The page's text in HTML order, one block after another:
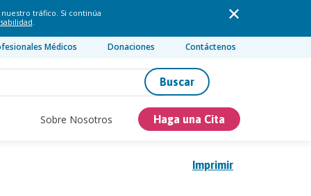
tráfico. Si continúa
.
Médicos Donaciones Contáctenos
Buscar
Sobre Nosotros Haga una Cita
Imprimir